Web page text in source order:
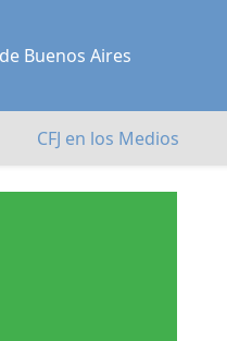
Buenos Aires
CFJ en los Medios